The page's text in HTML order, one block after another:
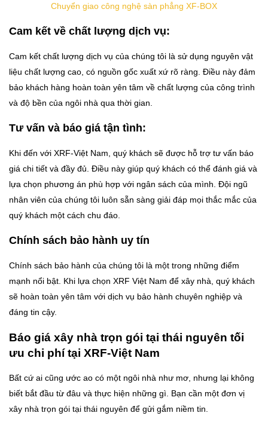
Chuyển giao công nghệ sàn phẳng XF-BOX
Cam kết về chất lượng dịch vụ:
Cam kết chất lượng dịch vụ của chúng tôi là sử dụng nguyên vật
liệu chất lượng cao, có nguồn gốc xuất xứ rõ ràng. Điều này đảm
bảo khách hàng hoàn toàn yên tâm về chất lượng của công trình
và độ bền của ngôi nhà qua thời gian.
Tư vấn và báo giá tận tình:
Khi đến với XRF-Việt Nam, quý khách sẽ được hỗ trợ tư vấn báo
giá chi tiết và đầy đủ. Điều này giúp quý khách có thể đánh giá và
lựa chọn phương án phù hợp với ngân sách của mình. Đội ngũ
nhân viên của chúng tôi luôn sẵn sàng giải đáp mọi thắc mắc của
quý khách một cách chu đáo.
Chính sách bảo hành uy tín
Chính sách bảo hành của chúng tôi là một trong những điểm
mạnh nổi bật. Khi lựa chọn XRF Việt Nam để xây nhà, quý khách
sẽ hoàn toàn yên tâm với dịch vụ bảo hành chuyên nghiệp và
đáng tin cậy.
Báo giá xây nhà trọn gói tại thái nguyên tối
ưu chi phí tại XRF-Việt Nam
Bất cứ ai cũng ước ao có một ngôi nhà như mơ, nhưng lại không
biết bắt đầu từ đâu và thực hiện những gì. Bạn cần một đơn vị
xây nhà trọn gói tại thái nguyên để gửi gắm niềm tin.